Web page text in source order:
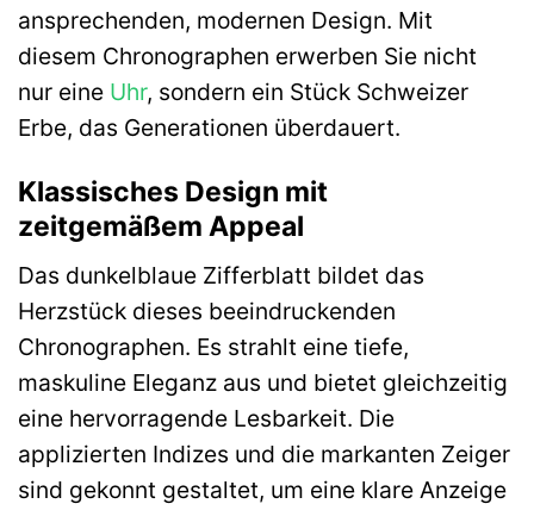
ansprechenden, modernen Design. Mit
diesem Chronographen erwerben Sie nicht
nur eine Uhr, sondern ein Stück Schweizer
Erbe, das Generationen überdauert.
Klassisches Design mit
zeitgemäßem Appeal
Das dunkelblaue Zifferblatt bildet das
Herzstück dieses beeindruckenden
Chronographen. Es strahlt eine tiefe,
maskuline Eleganz aus und bietet gleichzeitig
eine hervorragende Lesbarkeit. Die
applizierten Indizes und die markanten Zeiger
sind gekonnt gestaltet, um eine klare Anzeige